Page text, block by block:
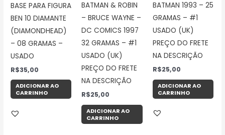
BASE PARA FIGURA
BEN 10 DIAMANTE
(DIAMONDHEAD)
– 08 GRAMAS –
USADO
R$35,00
ADICIONAR AO
CARRINHO
BATMAN & ROBIN
– BRUCE WAYNE –
DC COMICS 1997
32 GRAMAS – #1
USADO (UK)
PREÇO DO FRETE
NA DESCRIÇÃO
R$25,00
ADICIONAR AO
CARRINHO
BATMAN 1993 – 25
GRAMAS – #1
USADO (UK)
PREÇO DO FRETE
NA DESCRIÇÃO
R$25,00
ADICIONAR AO
CARRINHO